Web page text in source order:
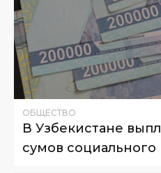
ОБЩЕСТВО
В Узбекистане
сумов социального